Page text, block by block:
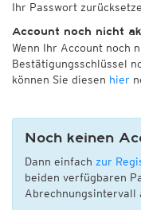
Ihr Passwort
Account noch nicht
Wenn Ihr Account noch
Bestätigungsschlüssel
können Sie diesen hier
Noch keinen
Dann einfach zur
beiden verfügbaren
Abrechnungsintervall